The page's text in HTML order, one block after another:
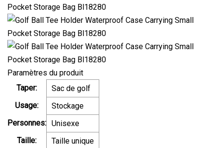
Paramètres du produit
Taper:
Sac de golf
Usage:
Stockage
Personnes: Unisexe
Taille:
Taille unique